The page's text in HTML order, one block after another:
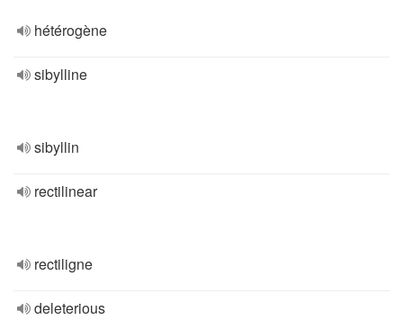
hétérogène
sibylline
sibyllin
rectilinear
rectiligne
deleterious